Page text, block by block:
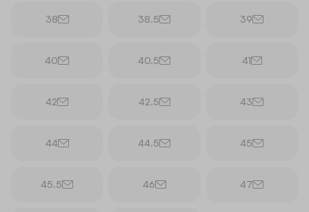
38 38.5 39
40 40.5 41
42 42.5 43
44 44.5 45
45.5 46 47